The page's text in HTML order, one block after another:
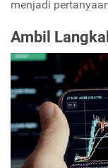
menjadi
Ambil